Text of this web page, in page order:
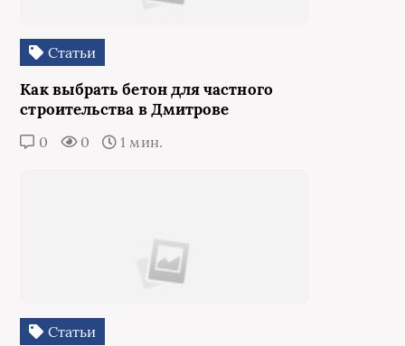
Статьи
Как выбрать бетон для частного
строительства в Дмитрове
0 0 1 мин.
Статьи